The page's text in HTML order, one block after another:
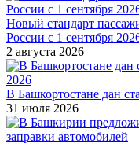
Новый стандарт
России с 1 сентября
2 августа 2026
В Башкортостане дан
31 июля 2026